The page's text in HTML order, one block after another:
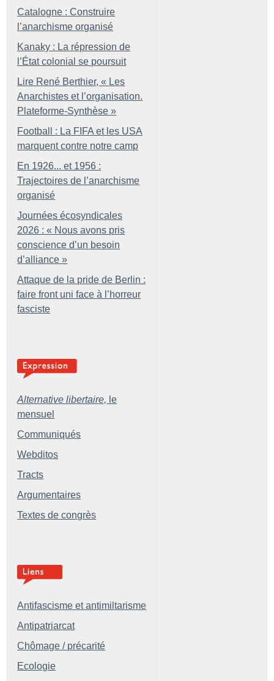
Catalogne : Construire
l’anarchisme organisé
Kanaky : La répression de
l’État colonial se poursuit
Lire René Berthier, « Les
Anarchistes et l’organisation.
Plateforme-Synthèse »
Football : La FIFA et les USA
marquent contre notre camp
En 1926... et 1956 :
Trajectoires de l’anarchisme
organisé
Journées écosyndicales
2026 : « Nous avons pris
conscience d’un besoin
d’alliance »
Attaque de la pride de Berlin :
faire front uni face à l’horreur
fasciste
Alternative libertaire, le
mensuel
Communiqués
Webditos
Tracts
Argumentaires
Textes de congrès
Antifascisme et antimiltarisme
Antipatriarcat
Chômage / précarité
Ecologie